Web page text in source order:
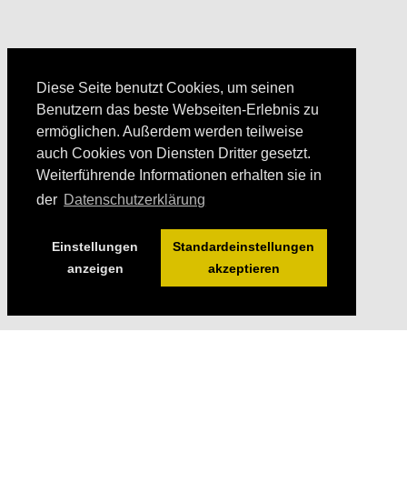
Diese Seite benutzt Cookies, um seinen
Benutzern das beste Webseiten-Erlebnis zu
ermöglichen. Außerdem werden teilweise
auch Cookies von Diensten Dritter gesetzt.
Weiterführende Informationen erhalten sie in
der Datenschutzerklärung
Einstellungen
anzeigen
Standardeinstellungen
akzeptieren